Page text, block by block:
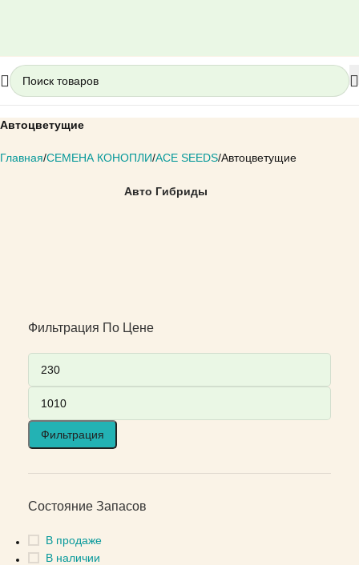
Автоцветущие
Главная СЕМЕНА КОНОПЛИ ACE SEEDS Автоцветущие
Авто Гибриды
Фильтрация По Цене
Фильтрация
Состояние Запасов
В продаже
В наличии